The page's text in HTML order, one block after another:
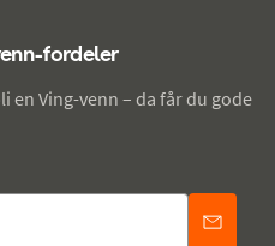
fordeler
en Ving-venn – da får du gode